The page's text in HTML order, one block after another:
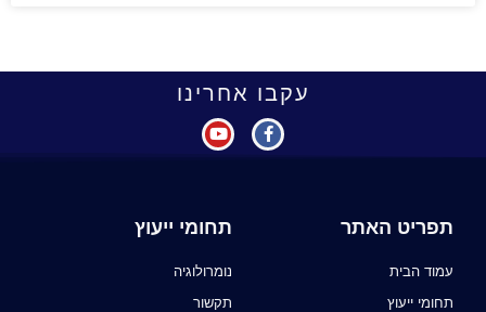
עקבו אחרינו
תפריט האתר
עמוד הבית
תחומי ייעוץ
תחומי ייעוץ
נומרולוגיה
תקשור